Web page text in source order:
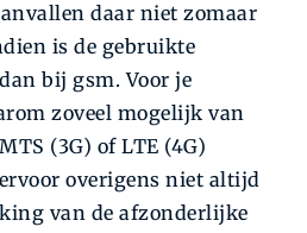
daar niet zomaar
is de gebruikte
bij gsm. Voor je
zoveel mogelijk van
(3G) of LTE (4G)
overigens niet altijd
van de afzonderlijke